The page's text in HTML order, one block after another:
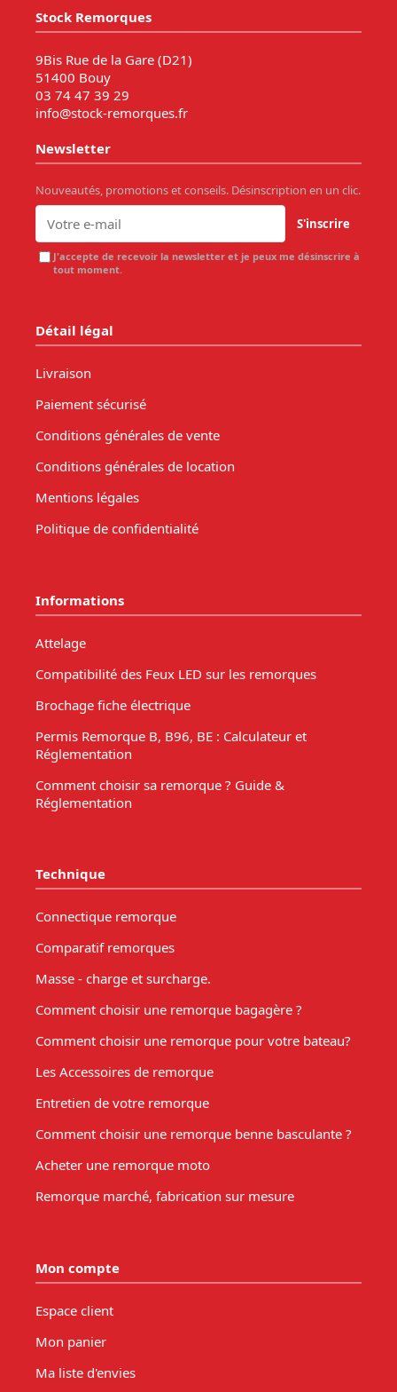
Stock Remorques
9Bis Rue de la Gare (D21)
51400 Bouy
03 74 47 39 29
info@stock-remorques.fr
Newsletter
Nouveautés, promotions et conseils. Désinscription en un clic.
S'inscrire
J'accepte de recevoir la newsletter et je peux me désinscrire à
tout moment.
Détail légal
Livraison
Paiement sécurisé
Conditions générales de vente
Conditions générales de location
Mentions légales
Politique de confidentialité
Informations
Attelage
Compatibilité des Feux LED sur les remorques
Brochage fiche électrique
Permis Remorque B, B96, BE : Calculateur et
Réglementation
Comment choisir sa remorque ? Guide &
Réglementation
Technique
Connectique remorque
Comparatif remorques
Masse - charge et surcharge.
Comment choisir une remorque bagagère ?
Comment choisir une remorque pour votre bateau?
Les Accessoires de remorque
Entretien de votre remorque
Comment choisir une remorque benne basculante ?
Acheter une remorque moto
Remorque marché, fabrication sur mesure
Mon compte
Espace client
Mon panier
Ma liste d'envies